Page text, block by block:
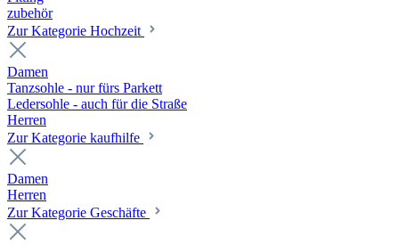
zubehör
Zur Kategorie Hochzeit
Damen
Tanzsohle - nur fürs Parkett
Ledersohle - auch für die Straße
Herren
Zur Kategorie kaufhilfe
Damen
Herren
Zur Kategorie Geschäfte